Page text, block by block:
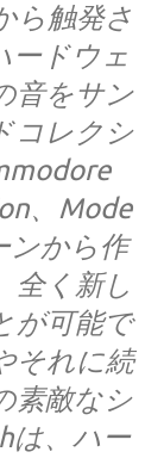
ら触発さ
ードウェ
音をサン
コレクシ
、Mode
ンから作
全く新し
が可能で
それに続
素敵なシ
は、ハー